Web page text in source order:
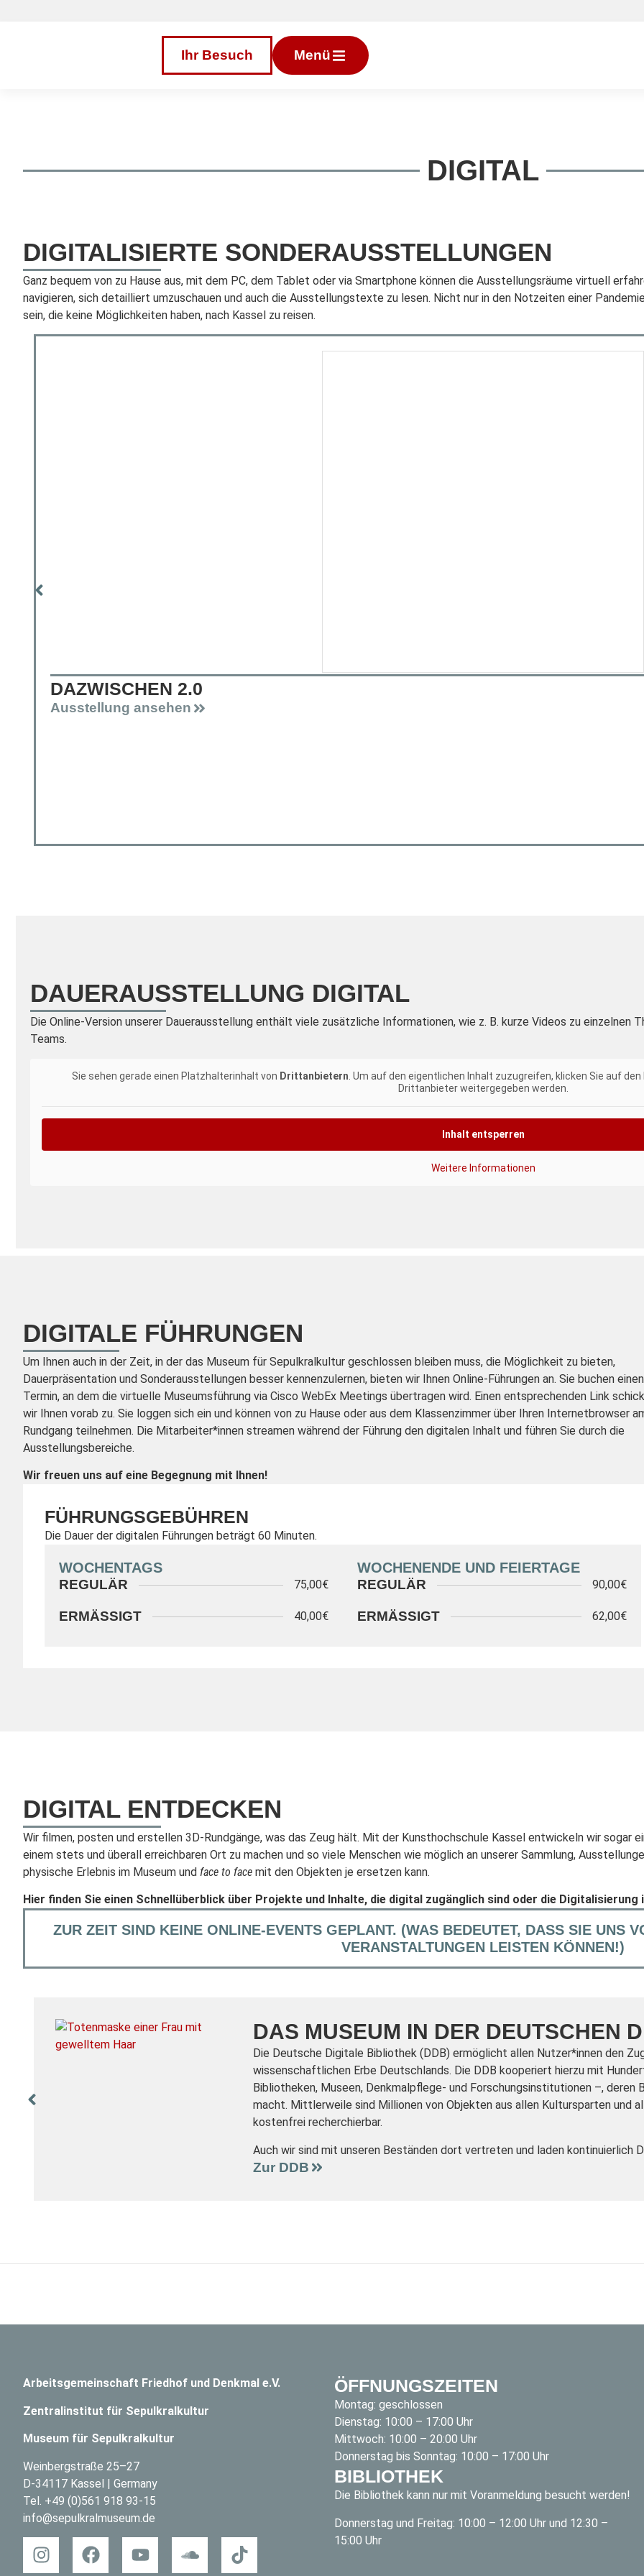
Ihr Besuch Menü
DIGITAL
DIGITALISIERTE SONDERAUSSTELLUNGEN
Ganz bequem von zu Hause aus, mit dem PC, dem Tablet oder via Smartphone können die Ausstellungsräume virtuell
navigieren, sich detailliert umzuschauen und auch die Ausstellungstexte zu lesen. Nicht nur in den Notzeiten einer
sein, die keine Möglichkeiten haben, nach Kassel zu reisen.
DAZWISCHEN 2.0
Ausstellung ansehen
DAUERAUSSTELLUNG DIGITAL
Die Online-Version unserer Dauerausstellung enthält viele zusätzliche Informationen, wie z. B. kurze Videos zu einzelnen
Teams.
Sie sehen gerade einen Platzhalterinhalt von Drittanbietern . Um auf den eigentlichen Inhalt zuzugreifen, klicken Sie auf
Drittanbieter weitergegeben werden.
Inhalt entsperren
Weitere Informationen
DIGITALE FÜHRUNGEN
Um Ihnen auch in der Zeit, in der das Museum für Sepulkralkultur geschlossen bleiben muss, die Möglichkeit zu bieten,
Dauerpräsentation und Sonderausstellungen besser kennenzulernen, bieten wir Ihnen Online-Führungen an. Sie buchen einen
Termin, an dem die virtuelle Museumsführung via Cisco WebEx Meetings übertragen wird. Einen entsprechenden Link
wir Ihnen vorab zu. Sie loggen sich ein und können von zu Hause oder aus dem Klassenzimmer über Ihren Internetbrowser
Rundgang teilnehmen. Die Mitarbeiter*innen streamen während der Führung den digitalen Inhalt und führen Sie durch die
Ausstellungsbereiche.
Wir freuen uns auf eine Begegnung mit Ihnen!
FÜHRUNGSGEBÜHREN
Die Dauer der digitalen Führungen beträgt 60 Minuten.
WOCHENTAGS
REGULÄR 75,00€
ERMÄSSIGT 40,00€
WOCHENENDE UND FEIERTAGE
REGULÄR 90,00€
ERMÄSSIGT 62,00€
DIGITAL ENTDECKEN
Wir filmen, posten und erstellen 3D-Rundgänge, was das Zeug hält. Mit der Kunsthochschule Kassel entwickeln wir sogar
einem stets und überall erreichbaren Ort zu machen und so viele Menschen wie möglich an unserer Sammlung,
physische Erlebnis im Museum und face to face mit den Objekten je ersetzen kann.
Hier finden Sie einen Schnellüberblick über Projekte und Inhalte, die digital zugänglich sind oder die
ZUR ZEIT SIND KEINE ONLINE-EVENTS GEPLANT. (WAS BEDEUTET, DASS SIE UNS
VERANSTALTUNGEN LEISTEN KÖNNEN!)
DAS MUSEUM IN DER DEUTSCHEN
Die Deutsche Digitale Bibliothek (DDB) ermöglicht allen Nutzer*innen den
wissenschaftlichen Erbe Deutschlands. Die DDB kooperiert hierzu mit
Bibliotheken, Museen, Denkmalpflege- und Forschungsinstitutionen –, deren
macht. Mittlerweile sind Millionen von Objekten aus allen Kultursparten und
kostenfrei recherchierbar.
Auch wir sind mit unseren Beständen dort vertreten und laden kontinuierlich
Zur DDB
Arbeitsgemeinschaft Friedhof und Denkmal e.V.
Zentralinstitut für Sepulkralkultur
Museum für Sepulkralkultur
Weinbergstraße 25–27
D-34117 Kassel | Germany
Tel. +49 (0)561 918 93-15
info@sepulkralmuseum.de
ÖFFNUNGSZEITEN
Montag: geschlossen
Dienstag: 10:00 – 17:00 Uhr
Mittwoch: 10:00 – 20:00 Uhr
Donnerstag bis Sonntag: 10:00 – 17:00 Uhr
BIBLIOTHEK
Die Bibliothek kann nur mit Voranmeldung besucht werden!
Donnerstag und Freitag: 10:00 – 12:00 Uhr und 12:30 –
15:00 Uhr